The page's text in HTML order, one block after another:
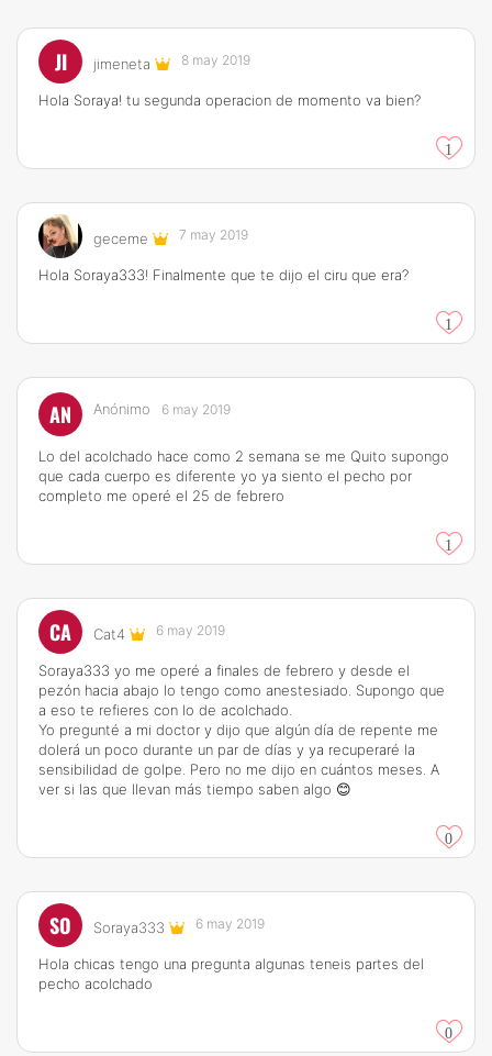
JI jimeneta 8 may 2019
Hola Soraya! tu segunda operacion de momento va bien?
1
geceme 7 may 2019
Hola Soraya333! Finalmente que te dijo el ciru que era?
1
AN Anónimo 6 may 2019
Lo del acolchado hace como 2 semana se me Quito supongo
que cada cuerpo es diferente yo ya siento el pecho por
completo me operé el 25 de febrero
1
CA Cat4 6 may 2019
Soraya333 yo me operé a finales de febrero y desde el
pezón hacia abajo lo tengo como anestesiado. Supongo que
a eso te refieres con lo de acolchado.
Yo pregunté a mi doctor y dijo que algún día de repente me
dolerá un poco durante un par de días y ya recuperaré la
sensibilidad de golpe. Pero no me dijo en cuántos meses. A
ver si las que llevan más tiempo saben algo 😊
0
SO Soraya333 6 may 2019
Hola chicas tengo una pregunta algunas teneis partes del
pecho acolchado
0